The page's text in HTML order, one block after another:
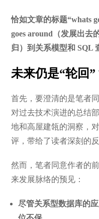
恰如文章的标题“whats
goes around（发展出去
归）到关系模型和 SQL
未来仍是“轮回
首先，要澄清的是笔者同
对过去技术演进的总结
地和高屋建瓴的洞察，
评，带给了读者深刻的反
然而，笔者同意作者的
来发展脉络的预见：
尽管关系型数据库的